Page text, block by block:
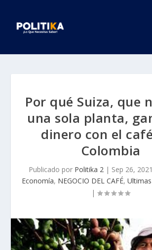
Por qué Suiza, que
una sola planta,
dinero con el
Colombia
Publicado por Politika 2| Sep 26, 2021
Economía, NEGOCIO DEL CAFÉ,
|